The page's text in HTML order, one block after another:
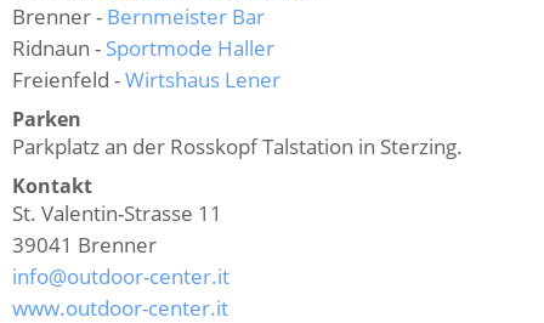
Brenner - Bernmeister Bar
Ridnaun - Sportmode Haller
Freienfeld -Wirtshaus Lener
Parken
Parkplatz an der Rosskopf Talstation in Sterzing.
Kontakt
St. Valentin-Strasse 11
39041 Brenner
info@outdoor-center.it
www.outdoor-center.it